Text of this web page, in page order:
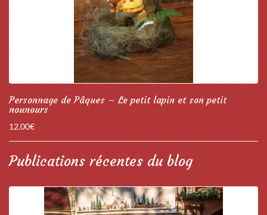
Personnage de Pâques – Le petit lapin et son petit
nounours
12.00€
Publications récentes du blog